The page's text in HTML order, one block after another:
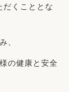
だくことと な
、
の健康と安全